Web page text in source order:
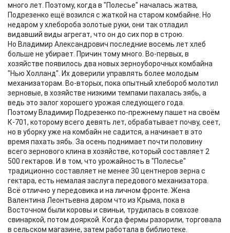
много лет. Поэтому, когда в "Полесье" началась жатва,
Подрезенко ещё возился с жаткой на старом комбайне. Но
недаром у хлебороба золотые руки, они так отладил
видавший виды агрегат, что он до сих пор в строю.
Но Владимир Александрович последние восемь лет хлеб
больше не убирает. Причин тому много. Во-первых, в
хозяйстве появилось два новых зерноуборочных комбайна
"Нью Холланд". Их доверили управлять более молодым
механизаторам. Во-вторых, пока опытный хлебороб молотил
зерновые, в хозяйстве низкими темпами пахалась зябь, а
ведь это залог хорошего урожая следующего года.
Поэтому Владимир Подрезенко по-прежнему пашет на своём
К-701, которому всего девять лет, обрабатывает почву, сеет,
но в уборку уже на комбайн не садится, а начинает в это
время пахать зябь. За осень поднимает почти половину
всего зернового клина в хозяйстве, который составляет 2
500 гектаров. И в том, что урожайность в "Полесье"
традиционно составляет не менее 30 центнеров зерна с
гектара, есть немалая заслуга передового механизатора.
Всё отлично у передовика и на личном фронте. Жена
Валентина Леонтьевна даром что из Крыма, пока в
Восточном были коровы и свиньи, трудилась в совхозе
свинаркой, потом дояркой. Когда фермы разорили, торговала
в сельском магазине, затем работала в библиотеке.